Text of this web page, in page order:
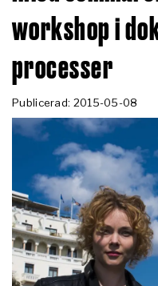
workshop i
processer
Publicerad: 2015-05-08